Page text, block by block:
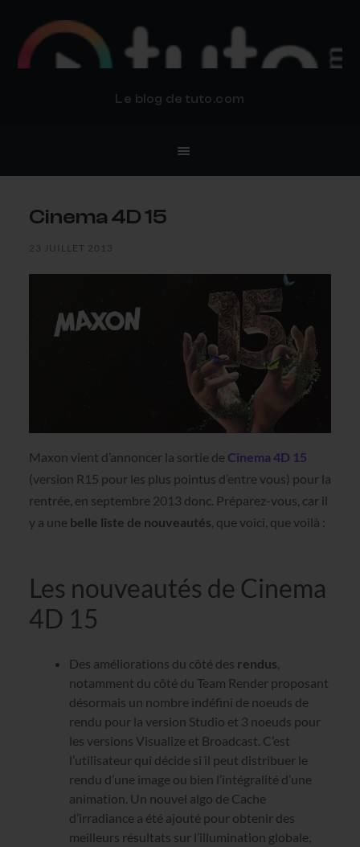
Le blog de tuto.com
Cinema 4D 15
23 JUILLET 2013
Maxon vient d’annoncer la sortie de Cinema 4D 15
(version R15 pour les plus pointus d’entre vous) pour la
rentrée, en septembre 2013 donc. Préparez-vous, car il
y a une belle liste de nouveautés, que voici, que voilà :
Les nouveautés de Cinema
4D 15
Des améliorations du côté des rendus,
notamment du côté du Team Render proposant
désormais un nombre indéfini de noeuds de
rendu pour la version Studio et 3 noeuds pour
les versions Visualize et Broadcast. C’est
l’utilisateur qui décide si il peut distribuer le
rendu d’une image ou bien l’intégralité d’une
animation. Un nouvel algo de Cache
d’irradiance a été ajouté pour obtenir des
meilleurs résultats sur l’illumination globale,